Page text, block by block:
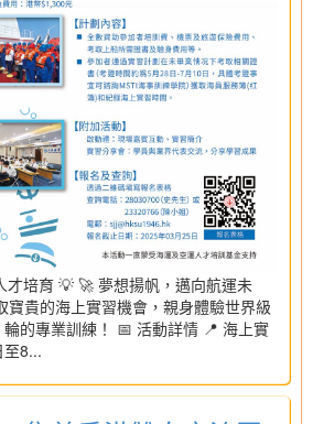
才培育 💡 🚀 夢想揚帆，邁向航運未
寶貴的海上實習機會，親身體驗世界級
的專業訓練！ 📅 活動詳情 📍 海上實
8...